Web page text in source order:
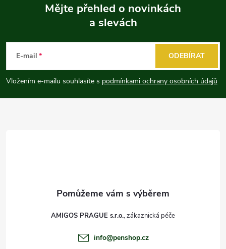
p
a
Mějte přehled o novinkách
a slevách
E-mail
Vložením e-mailu souhlasíte s podmínkami ochrany osobních údajů
ODEBÍRAT
AMIGOS PRAGUE s.r.o.
info@penshop.cz